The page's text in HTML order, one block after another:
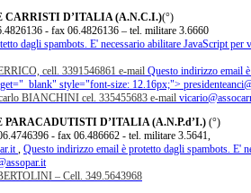
D’ITALIA (A.N.C.I.)(°)
- fax 06.4826136 – tel. militare 3.6660
dagli spambots. E' necessario abilitare JavaScript per
cell. 3391546861 e-mail Questo indirizzo email
style="font-size: 12.16px;">
BIANCHINI cel. 335455683 e-mail
D’ITALIA (A.N.P.d’I.) (°)
- fax 06.486662 - tel. militare 3.5641,
, Questo indirizzo email è protetto dagli spambots. E'
– Cell. 349.5643968